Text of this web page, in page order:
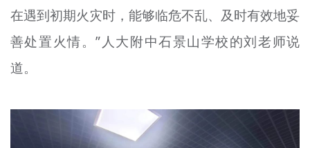
在遇到初期火灾时，能够临危不乱、及时有效地妥
善处置火情。”人大附中石景山学校的刘老师说
道。